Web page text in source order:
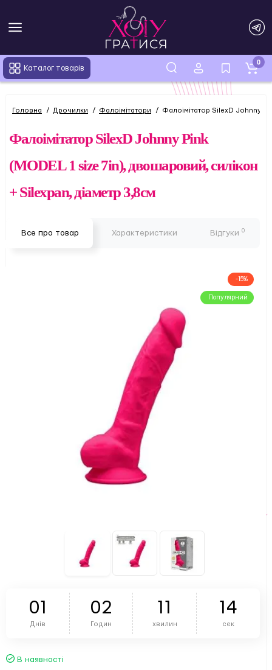
Каталог товарів
0
Головна Дрочилки Фалоімітатори Фалоімітатор SilexD Johnny
Фалоімітатор SilexD Johnny Pink
(MODEL 1 size 7in), двошаровий, силікон
+ Silexpan, діаметр 3,8см
Все про товар Характеристики Відгуки 0
-15%
Популярний
01
Днів
02
Годин
1 1
хвилин
1 4
сек
В наявності